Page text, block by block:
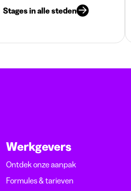
Stages in alle steden
Werkgevers
Ontdek onze aanpak
Formules & tarieven